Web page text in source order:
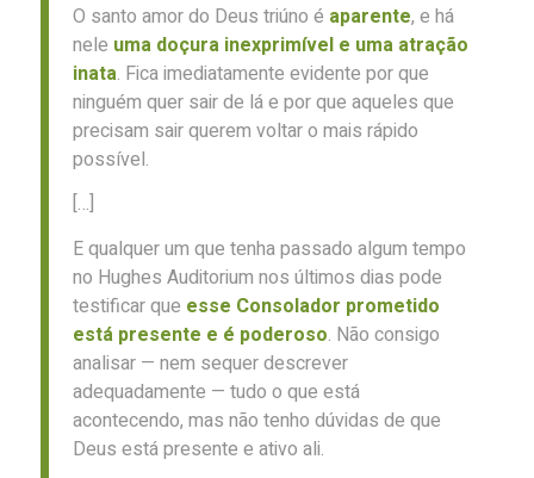
O santo amor do Deus triúno é aparente, e há
nele uma doçura inexprimível e uma atração
inata. Fica imediatamente evidente por que
ninguém quer sair de lá e por que aqueles que
precisam sair querem voltar o mais rápido
possível.
[…]
E qualquer um que tenha passado algum tempo
no Hughes Auditorium nos últimos dias pode
testificar que esse Consolador prometido
está presente e é poderoso. Não consigo
analisar — nem sequer descrever
adequadamente — tudo o que está
acontecendo, mas não tenho dúvidas de que
Deus está presente e ativo ali.